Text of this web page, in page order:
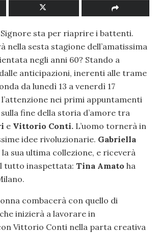
sta per riaprire i battenti.
nella sesta stagione dell’amatissima
negli anni 60? Stando a
anticipazioni, inerenti alle trame
da lunedì 13 a venerdì 17
nei primi appuntamenti
fine della storia d’amore tra
e Vittorio Conti. L’uomo tornerà in
idee rivoluzionarie. Gabriella
sua ultima collezione, e riceverà
tutto inaspettata: Tina Amato ha
combacerà con quello di
inizierà a lavorare in
Vittorio Conti nella parta creativa